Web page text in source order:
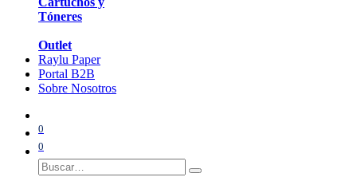
Tóneres
Outlet
Raylu Paper
Portal B2B
Sobre Nosotros
0
0